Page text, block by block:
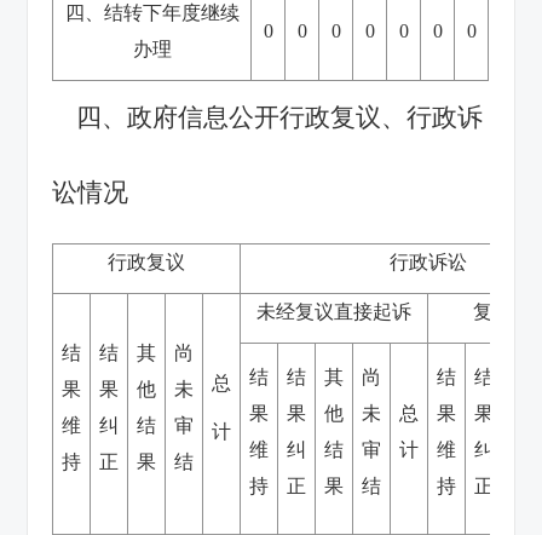
四、结转下年度继续
办理
0 0 0 0 0 0 0
四、政府信息公开行政复议、行政诉
讼情况
行政复议 行政诉讼
结
果
维
持
结
果
纠
正
其
他
结
果
尚
未
审
结
总
计
未经复议直接起诉 复议后
结
果
维
持
结
果
纠
正
其
他
结
果
尚
未
审
结
总
计
结
果
维
持
结
果
纠
正